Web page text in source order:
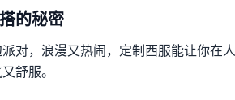
的秘密
对，浪漫又热闹，定制西服能让你在人
舒服。